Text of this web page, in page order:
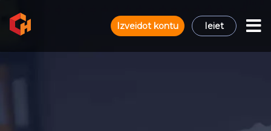
Izveidot kontu Ieiet